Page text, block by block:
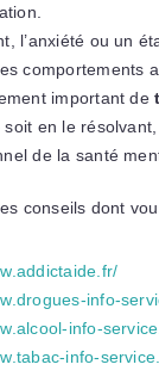
l’anxiété ou un
comportements
important de
soit en le
de la santé
conseils dont
info-
info-
info-